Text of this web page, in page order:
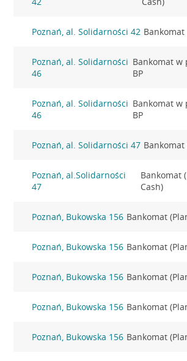
Poznań, al. Solidarności 42
Poznań, al. Solidarności
46
Bankomat w
BP
Poznań, al. Solidarności
46
Bankomat w
BP
Poznań, al. Solidarności 47
Poznań, al.Solidarności
47
Bankomat
Cash)
Poznań, Bukowska 156 Bankomat
Poznań, Bukowska 156 Bankomat
Poznań, Bukowska 156 Bankomat
Poznań, Bukowska 156 Bankomat
Poznań, Bukowska 156 Bankomat